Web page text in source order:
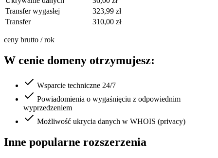
Transfer wygasłej
323,99 zł
Transfer
310,00 zł
ceny brutto / rok
W cenie domeny otrzymujesz:
Wsparcie techniczne 24/7
Powiadomienia o wygaśnięciu z odpowiednim
wyprzedzeniem
Możliwość ukrycia danych w WHOIS (privacy)
Inne popularne rozszerzenia